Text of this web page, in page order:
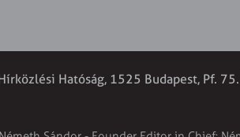
Hatóság, 1525 Budapest, Pf.